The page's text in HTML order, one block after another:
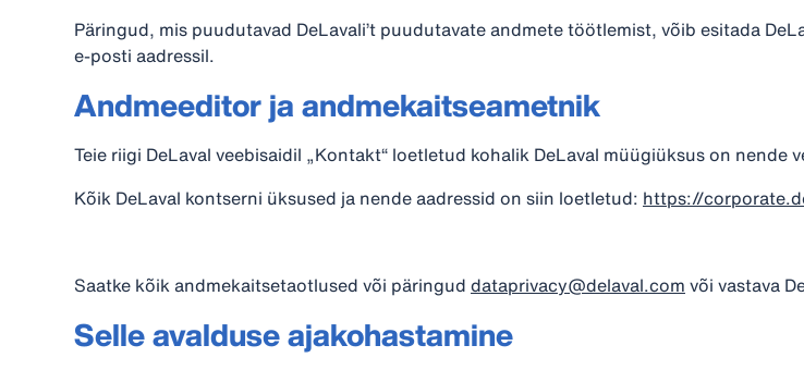
Päringud, mis puudutavad DeLavali’t puudutavate andmete töötlemist, võib esitada
e-posti aadressil.
Andmeeditor ja andmekaitseametnik
Teie riigi DeLaval veebisaidil „Kontakt“ loetletud kohalik DeLaval müügiüksus on nende
Kõik DeLaval kontserni üksused ja nende aadressid on siin loetletud: https://
Saatke kõik andmekaitsetaotlused või päringud dataprivacy@delaval.com või vastava
Selle avalduse ajakohastamine